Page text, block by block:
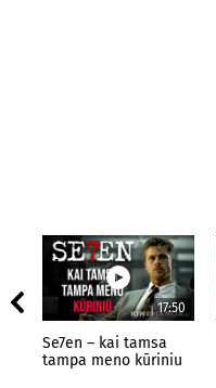
17:50
Se7en – kai tamsa
tampa meno kūriniu